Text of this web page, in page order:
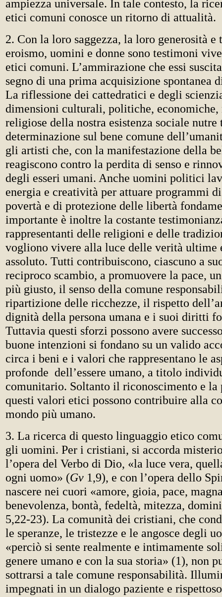
ampiezza universale. In tale contesto, la
etici comuni conosce un ritorno di attualità.
2. Con la loro saggezza, la loro generosità
eroismo, uomini e donne sono testimoni
etici comuni. L’ammirazione che essi
segno di una prima acquisizione spontanea
La riflessione dei cattedratici e degli
dimensioni culturali, politiche, economiche,
religiose della nostra esistenza sociale nutre
determinazione sul bene comune
gli artisti che, con la manifestazione della
reagiscono contro la perdita di senso e
degli esseri umani. Anche uomini politici
energia e creatività per attuare programmi
povertà e di protezione delle libertà
importante è inoltre la costante
rappresentanti delle religioni e delle
vogliono vivere alla luce delle verità ultime
assoluto. Tutti contribuiscono, ciascuno a
reciproco scambio, a promuovere la pace,
più giusto, il senso della comune
ripartizione delle ricchezze, il rispetto
dignità della persona umana e i suoi diritti
Tuttavia questi sforzi possono avere
buone intenzioni si fondano su un valido
circa i beni e i valori che rappresentano le
profonde dell’essere umano, a titolo
comunitario. Soltanto il riconoscimento e la
questi valori etici possono contribuire alla
mondo più umano.
3. La ricerca di questo linguaggio etico
gli uomini. Per i cristiani, si accorda
l’opera del Verbo di Dio, «la luce vera,
ogni uomo» (Gv 1,9), e con l’opera dello
nascere nei cuori «amore, gioia, pace,
benevolenza, bontà, fedeltà, mitezza,
5,22-23). La comunità dei cristiani, che
le speranze, le tristezze e le angosce degli
«perciò si sente realmente e intimamente
genere umano e con la sua storia» (1), non
sottrarsi a tale comune responsabilità.
impegnati in un dialogo paziente e